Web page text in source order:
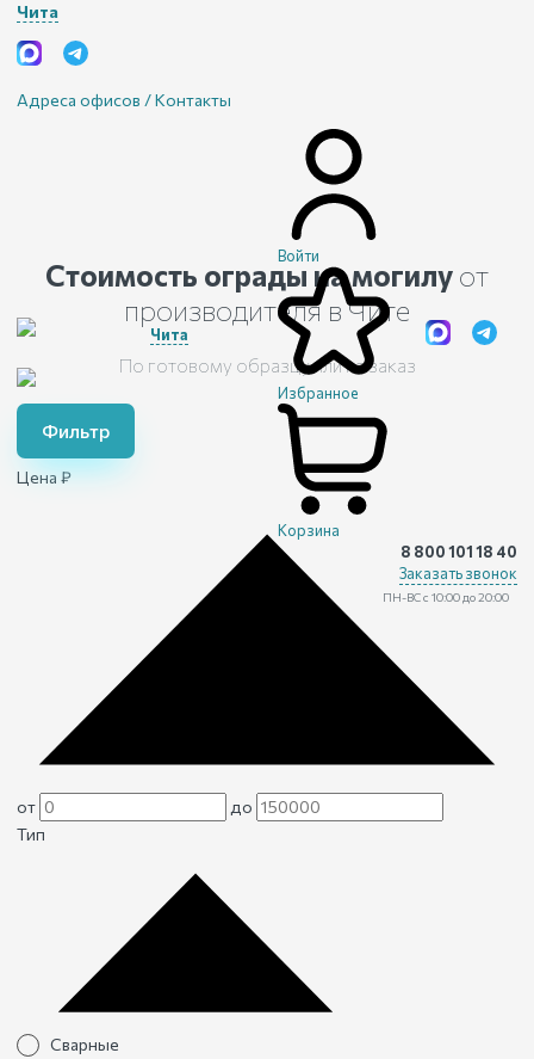
Чита
Адреса офисов / Контакты
Чита
Войти
Избранное
Корзина
8 800 101 18 40
Заказать звонок
ПН-ВС с 10:00 до 20:00
Стоимость ограды на могилу от
производителя в Чите
По готовому образцу или на заказ
Фильтр
Цена ₽
от
до
Тип
Сварные